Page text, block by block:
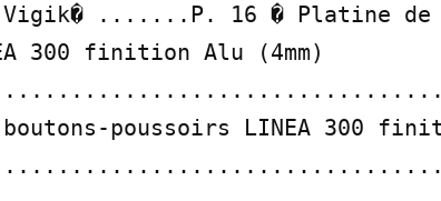
.......P. 16 � Platine de
300 finition Alu (4mm)
poussoirs LINEA 300